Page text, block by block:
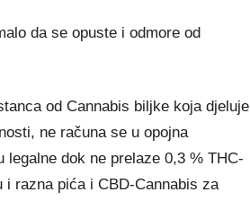
da se opuste i odmore od
od Cannabis biljke koja djeluje
ne računa se u opojna
dok ne prelaze 0,3 % THC-
razna pića i CBD-Cannabis za